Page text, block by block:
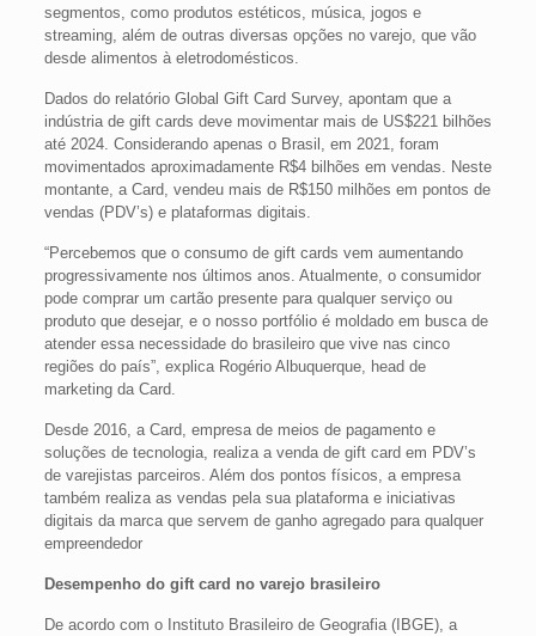
segmentos, como produtos estéticos, música, jogos e
streaming, além de outras diversas opções no varejo, que vão
desde alimentos à eletrodomésticos.
Dados do relatório Global Gift Card Survey, apontam que a
indústria de gift cards deve movimentar mais de US$221 bilhões
até 2024. Considerando apenas o Brasil, em 2021, foram
movimentados aproximadamente R$4 bilhões em vendas. Neste
montante, a Card, vendeu mais de R$150 milhões em pontos de
vendas (PDV’s) e plataformas digitais.
“Percebemos que o consumo de gift cards vem aumentando
progressivamente nos últimos anos. Atualmente, o consumidor
pode comprar um cartão presente para qualquer serviço ou
produto que desejar, e o nosso portfólio é moldado em busca de
atender essa necessidade do brasileiro que vive nas cinco
regiões do país”, explica Rogério Albuquerque, head de
marketing da Card.
Desde 2016, a Card, empresa de meios de pagamento e
soluções de tecnologia, realiza a venda de gift card em PDV’s
de varejistas parceiros. Além dos pontos físicos, a empresa
também realiza as vendas pela sua plataforma e iniciativas
digitais da marca que servem de ganho agregado para qualquer
empreendedor
Desempenho do gift card no varejo brasileiro
De acordo com o Instituto Brasileiro de Geografia (IBGE), a